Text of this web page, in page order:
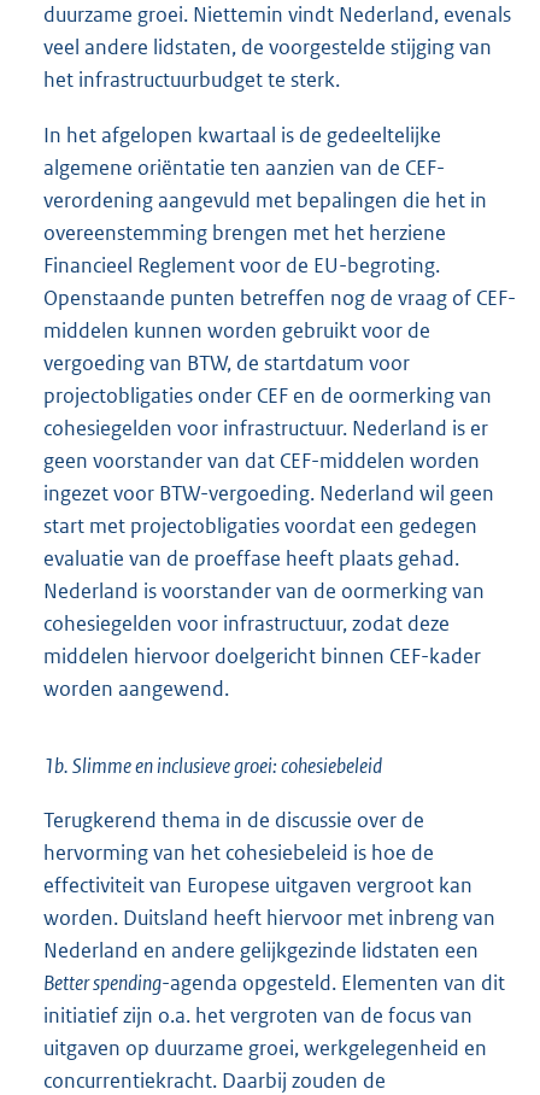
duurzame groei. Niettemin vindt Nederland, evenals
veel andere lidstaten, de voorgestelde stijging van
het infrastructuurbudget te sterk.
In het afgelopen kwartaal is de gedeeltelijke
algemene oriëntatie ten aanzien van de CEF-
verordening aangevuld met bepalingen die het in
overeenstemming brengen met het herziene
Financieel Reglement voor de EU-begroting.
Openstaande punten betreffen nog de vraag of CEF-
middelen kunnen worden gebruikt voor de
vergoeding van BTW, de startdatum voor
projectobligaties onder CEF en de oormerking van
cohesiegelden voor infrastructuur. Nederland is er
geen voorstander van dat CEF-middelen worden
ingezet voor BTW-vergoeding. Nederland wil geen
start met projectobligaties voordat een gedegen
evaluatie van de proeffase heeft plaats gehad.
Nederland is voorstander van de oormerking van
cohesiegelden voor infrastructuur, zodat deze
middelen hiervoor doelgericht binnen CEF-kader
worden aangewend.
1b. Slimme en inclusieve groei: cohesiebeleid
Terugkerend thema in de discussie over de
hervorming van het cohesiebeleid is hoe de
effectiviteit van Europese uitgaven vergroot kan
worden. Duitsland heeft hiervoor met inbreng van
Nederland en andere gelijkgezinde lidstaten een
Better spending-agenda opgesteld. Elementen van dit
initiatief zijn o.a. het vergroten van de focus van
uitgaven op duurzame groei, werkgelegenheid en
concurrentiekracht. Daarbij zouden de